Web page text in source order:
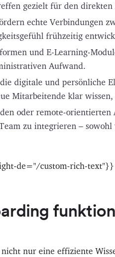
gezielt für den
echte Verbindungen
frühzeitig
und E-Learning-
Aufwand.
digitale und persönliche
Mitarbeitende klar
oder remote-orientierten
zu integrieren –
de="/custom-rich-text"}}
nur eine effiziente